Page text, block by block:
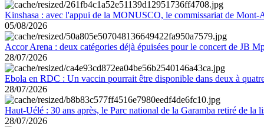
Kinshasa : avec l'appui de la MONUSCO, le commissariat de Mont-
05/08/2026
Accor Arena : deux catégories déjà épuisées pour le concert de JB
28/07/2026
Ebola en RDC : Un vaccin pourrait être disponible dans deux à
28/07/2026
Haut-Uélé : 30 ans après, le Parc national de la Garamba retiré de la
28/07/2026